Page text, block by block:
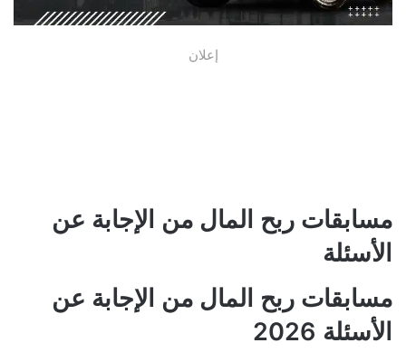
إعلان
مسابقات ربح المال من الإجابة عن
الأسئلة
مسابقات ربح المال من الإجابة عن
الأسئلة 2026